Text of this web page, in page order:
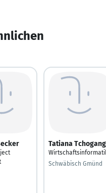
Tatiana Tchogang
Schwäbisch Gmünd